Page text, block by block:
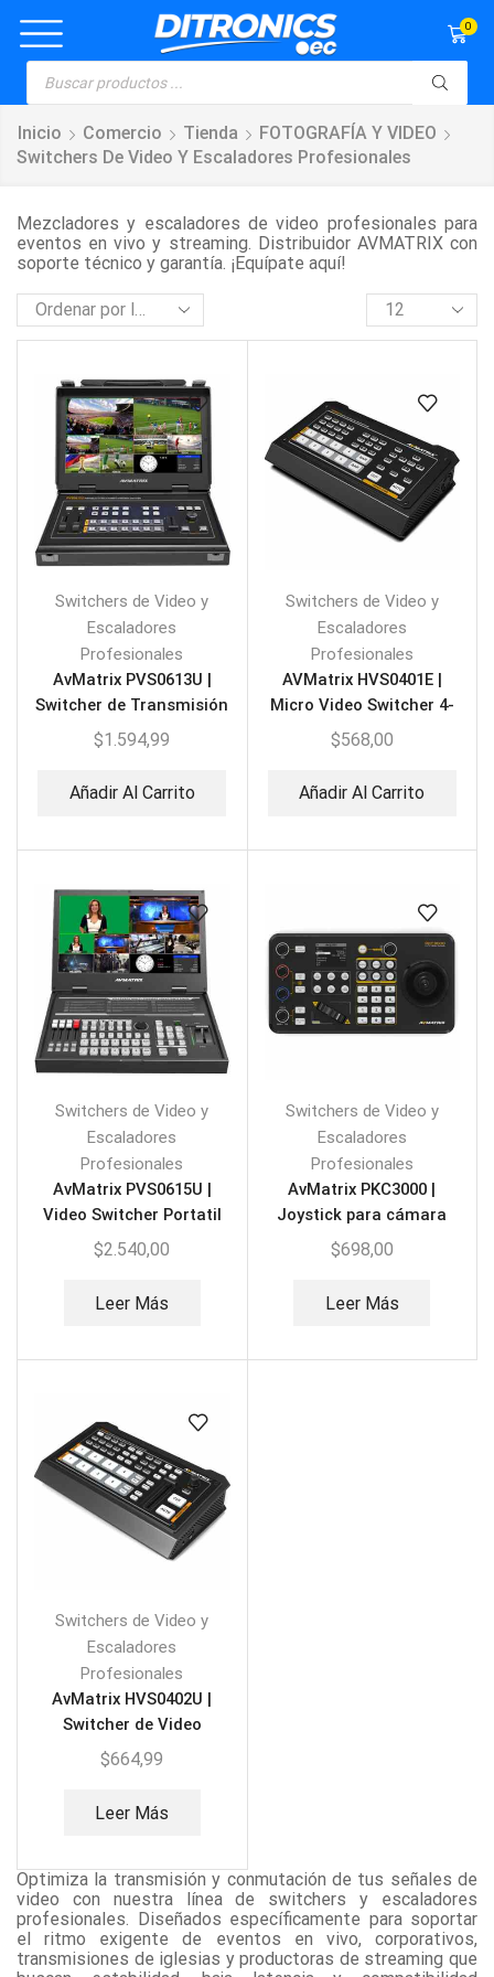
0
Inicio Comercio Tienda
FOTOGRAFÍA Y VIDEO
Switchers De Video Y Escaladores Profesionales
Mezcladores y escaladores de video profesionales para
eventos en vivo y streaming. Distribuidor AVMATRIX con
soporte técnico y garantía. ¡Equípate aquí!
Switchers de Video y
Escaladores
Profesionales
AvMatrix PVS0613U |
Switcher de Transmisión
Multiformato
$1.594,99
Añadir Al Carrito
Switchers de Video y
Escaladores
Profesionales
AVMatrix HVS0401E |
Micro Video Switcher 4-
CH HDMI/DP
$568,00
Añadir Al Carrito
Switchers de Video y
Escaladores
Profesionales
AvMatrix PVS0615U |
Video Switcher Portatil
6-CH SDI/HDMI
$2.540,00
Leer Más
Switchers de Video y
Escaladores
Profesionales
AvMatrix PKC3000 |
Joystick para cámara
PTZ IP
$698,00
Leer Más
Switchers de Video y
Escaladores
Profesionales
AvMatrix HVS0402U |
Switcher de Video
Multiformato 4 canales
$664,99
Leer Más
Optimiza la transmisión y conmutación de tus señales de
video con nuestra línea de switchers y escaladores
profesionales. Diseñados específicamente para soportar
el ritmo exigente de eventos en vivo, corporativos,
transmisiones de iglesias y productoras de streaming que